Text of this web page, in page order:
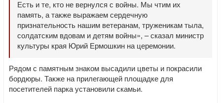
Есть и те, кто не вернулся с войны. Мы чтим их
память, а также выражаем сердечную
признательность нашим ветеранам, труженикам тыла,
солдатским вдовам и детям войны», – сказал министр
культуры края Юрий Ермошкин на церемонии.
Рядом с памятным знаком высадили цветы и покрасили
бордюры. Также на прилегающей площадке для
посетителей парка установили скамьи.